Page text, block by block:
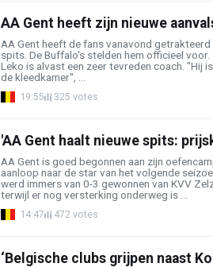
AA Gent heeft zijn nieuwe
AA Gent heeft de fans vanavond getrakteerd
spits. De Buffalo's stelden hem officieel voor.
Leko is alvast een zeer tevreden coach. "Hij
de kleedkamer", ...
19:55 325 votes
'AA Gent haalt nieuwe spits:
AA Gent is goed begonnen aan zijn
aanloop naar de star van het volgende
werd immers van 0-3 gewonnen van KVV
terwijl er nog versterking onderweg is ...
14:47 472 votes
‘Belgische clubs grijpen naast